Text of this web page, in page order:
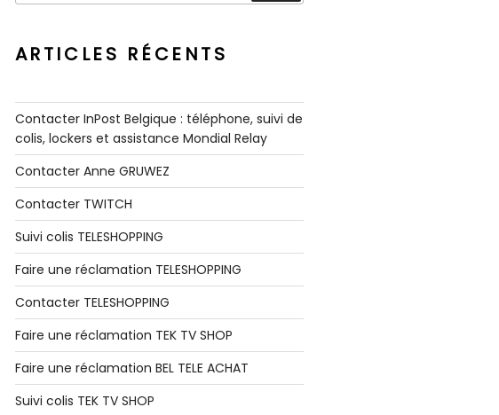
:
ARTICLES RÉCENTS
Contacter InPost Belgique : téléphone, suivi de
colis, lockers et assistance Mondial Relay
Contacter Anne GRUWEZ
Contacter TWITCH
Suivi colis TELESHOPPING
Faire une réclamation TELESHOPPING
Contacter TELESHOPPING
Faire une réclamation TEK TV SHOP
Faire une réclamation BEL TELE ACHAT
Suivi colis TEK TV SHOP